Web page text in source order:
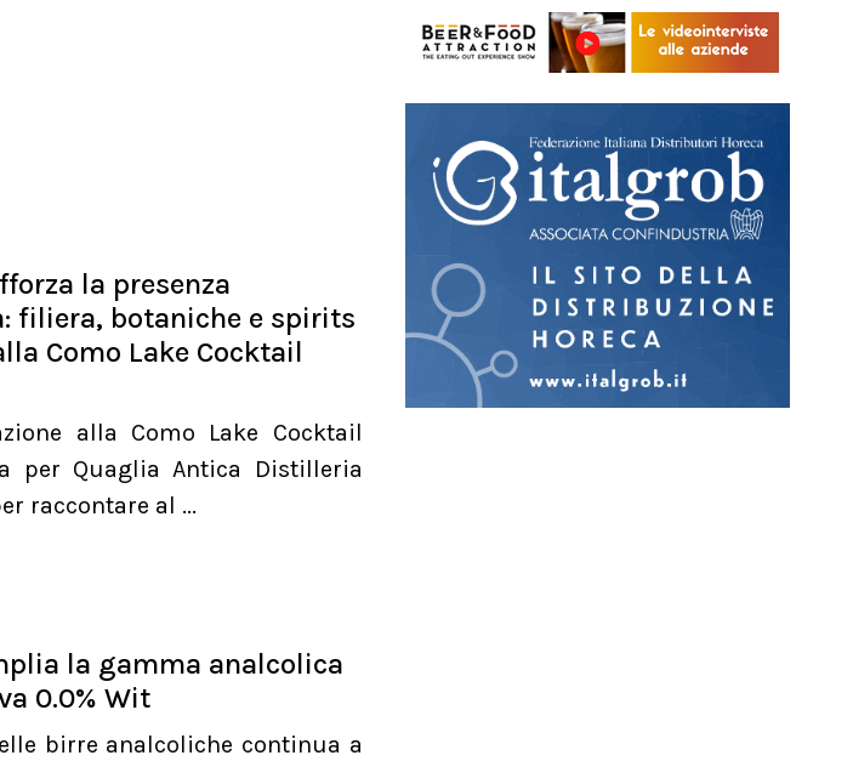
la presenza
filiera, botaniche e spirits
Como Lake Cocktail
alla Como Lake Cocktail
per Quaglia Antica Distilleria
raccontare al ...
la gamma analcolica
0.0% Wit
birre analcoliche continua a